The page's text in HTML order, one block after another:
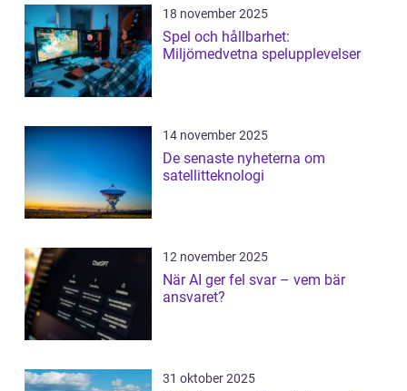
18 november 2025
Spel och hållbarhet:
Miljömedvetna spelupplevelser
14 november 2025
De senaste nyheterna om
satellitteknologi
12 november 2025
När AI ger fel svar – vem bär
ansvaret?
31 oktober 2025